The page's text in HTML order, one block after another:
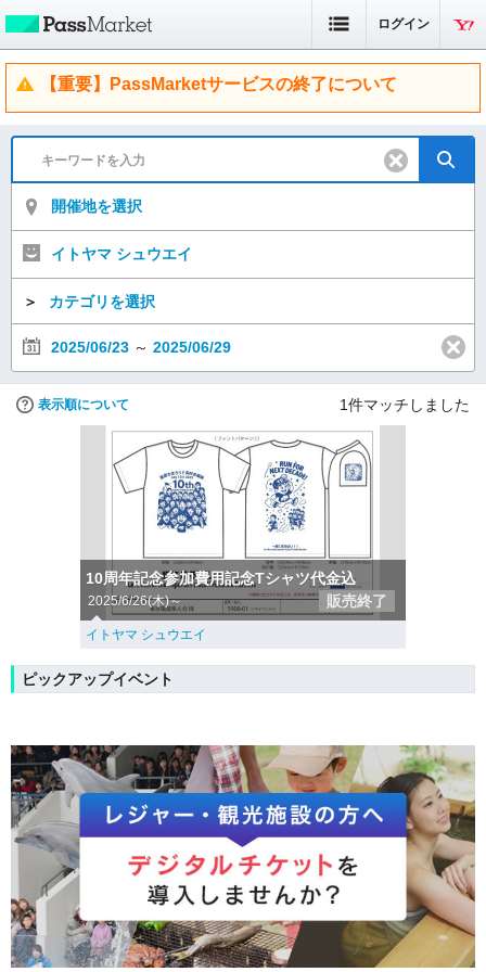
ログイン
【重要】PassMarketサービスの終了について
開催地を選択
イトヤマ シュウエイ
＞ カテゴリを選択
2025/06/23 ～ 2025/06/29
表示順について 1件マッチしました
10周年記念参加費用記念Tシャツ代金込
2025/6/26(木)～ 販売終了
イトヤマ シュウエイ
ピックアップイベント